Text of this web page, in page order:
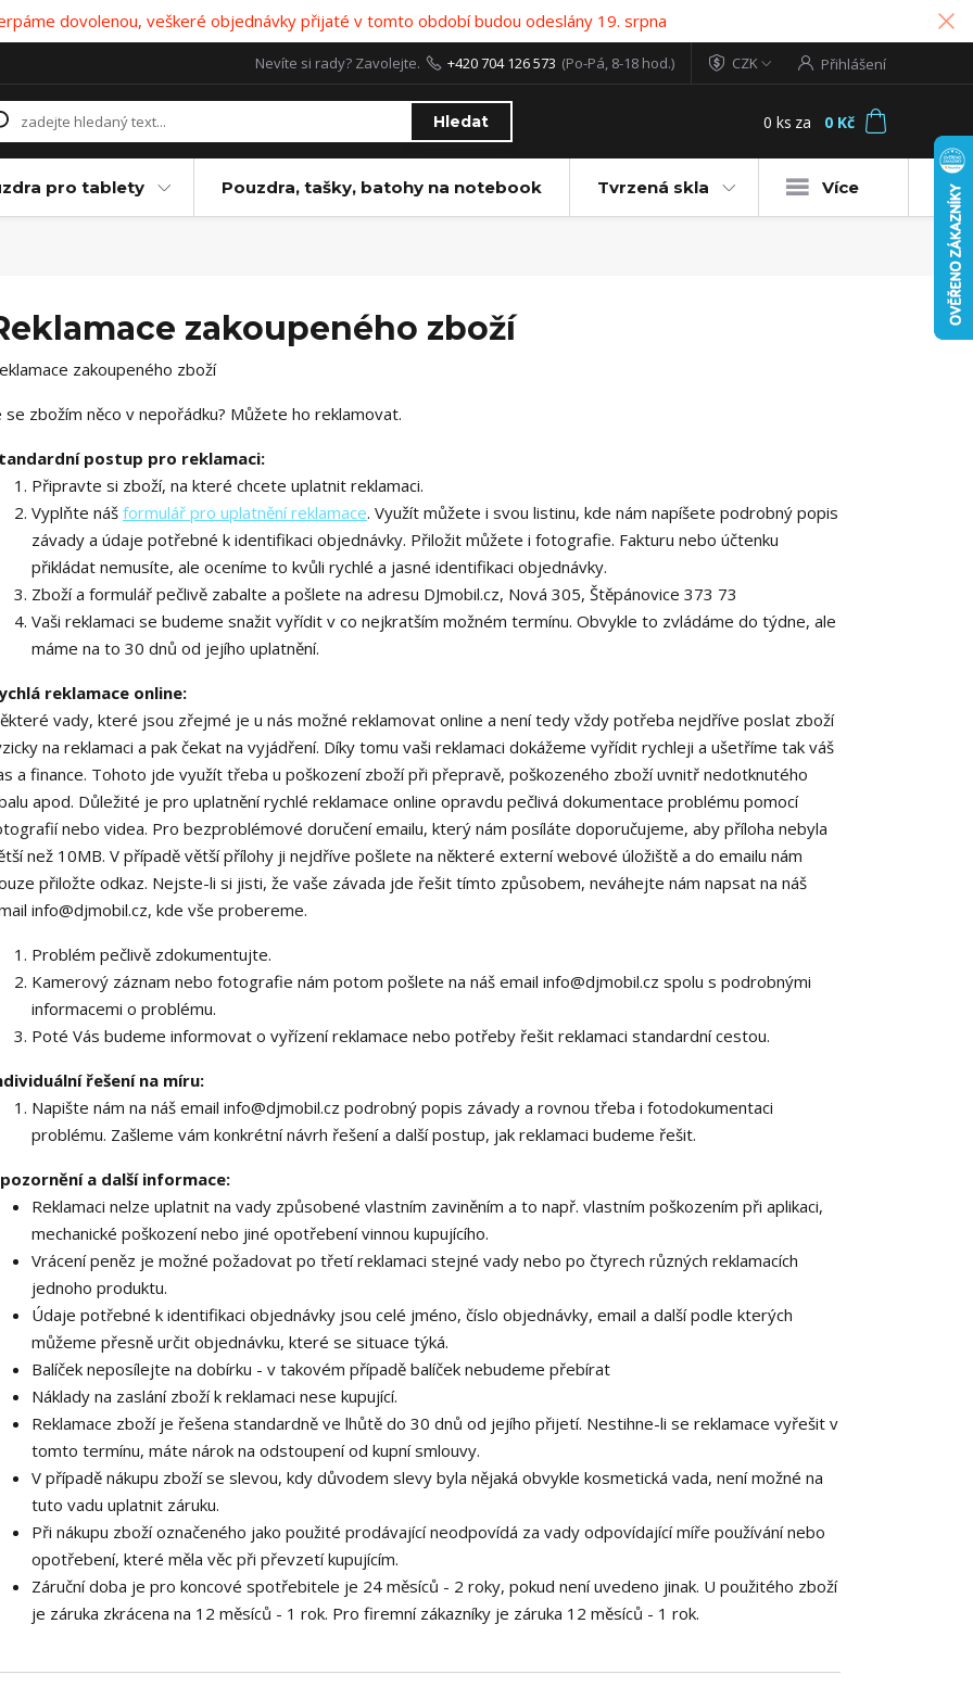
dovolenou, veškeré objednávky přijaté v tomto období budou odeslány 19. srpna
CZK Přihlášení
Hledat
Nevíte si rady? Zavolejte. +420 704 126 573 (Po-Pá, 8-18 hod.)
0 ks za 0 Kč
pro tablety Pouzdra, tašky, batohy na notebook Tvrzená skla Více
zakoupeného zboží
zakoupeného zboží
se zbožím něco v nepořádku? Můžete ho reklamovat.
postup pro reklamaci:
Připravte si zboží, na které chcete uplatnit reklamaci.
Vyplňte náš formulář pro uplatnění reklamace. Využít můžete i svou listinu, kde nám napíšete podrobný popis
závady a údaje potřebné k identifikaci objednávky. Přiložit můžete i fotografie. Fakturu nebo účtenku
přikládat nemusíte, ale oceníme to kvůli rychlé a jasné identifikaci objednávky.
Zboží a formulář pečlivě zabalte a pošlete na adresu DJmobil.cz, Nová 305, Štěpánovice 373 73
Vaši reklamaci se budeme snažit vyřídit v co nejkratším možném termínu. Obvykle to zvládáme do týdne, ale
máme na to 30 dnů od jejího uplatnění.
reklamace online:
vady, které jsou zřejmé je u nás možné reklamovat online a není tedy vždy potřeba nejdříve poslat zboží
na reklamaci a pak čekat na vyjádření. Díky tomu vaši reklamaci dokážeme vyřídit rychleji a ušetříme tak váš
a finance. Tohoto jde využít třeba u poškození zboží při přepravě, poškozeného zboží uvnitř nedotknutého
apod. Důležité je pro uplatnění rychlé reklamace online opravdu pečlivá dokumentace problému pomocí
nebo videa. Pro bezproblémové doručení emailu, který nám posíláte doporučujeme, aby příloha nebyla
než 10MB. V případě větší přílohy ji nejdříve pošlete na některé externí webové úložiště a do emailu nám
přiložte odkaz. Nejste-li si jisti, že vaše závada jde řešit tímto způsobem, neváhejte nám napsat na náš
info@djmobil.cz, kde vše probereme.
Problém pečlivě zdokumentujte.
Kamerový záznam nebo fotografie nám potom pošlete na náš email info@djmobil.cz spolu s podrobnými
informacemi o problému.
Poté Vás budeme informovat o vyřízení reklamace nebo potřeby řešit reklamaci standardní cestou.
řešení na míru:
Napište nám na náš email info@djmobil.cz podrobný popis závady a rovnou třeba i fotodokumentaci
problému. Zašleme vám konkrétní návrh řešení a další postup, jak reklamaci budeme řešit.
a další informace:
Reklamaci nelze uplatnit na vady způsobené vlastním zaviněním a to např. vlastním poškozením při aplikaci,
mechanické poškození nebo jiné opotřebení vinnou kupujícího.
Vrácení peněz je možné požadovat po třetí reklamaci stejné vady nebo po čtyrech různých reklamacích
jednoho produktu.
Údaje potřebné k identifikaci objednávky jsou celé jméno, číslo objednávky, email a další podle kterých
můžeme přesně určit objednávku, které se situace týká.
Balíček neposílejte na dobírku - v takovém případě balíček nebudeme přebírat
Náklady na zaslání zboží k reklamaci nese kupující.
Reklamace zboží je řešena standardně ve lhůtě do 30 dnů od jejího přijetí. Nestihne-li se reklamace vyřešit v
tomto termínu, máte nárok na odstoupení od kupní smlouvy.
V případě nákupu zboží se slevou, kdy důvodem slevy byla nějaká obvykle kosmetická vada, není možné na
tuto vadu uplatnit záruku.
Při nákupu zboží označeného jako použité prodávající neodpovídá za vady odpovídající míře používání nebo
opotřebení, které měla věc při převzetí kupujícím.
Záruční doba je pro koncové spotřebitele je 24 měsíců - 2 roky, pokud není uvedeno jinak. U použitého zboží
je záruka zkrácena na 12 měsíců - 1 rok. Pro firemní zákazníky je záruka 12 měsíců - 1 rok.